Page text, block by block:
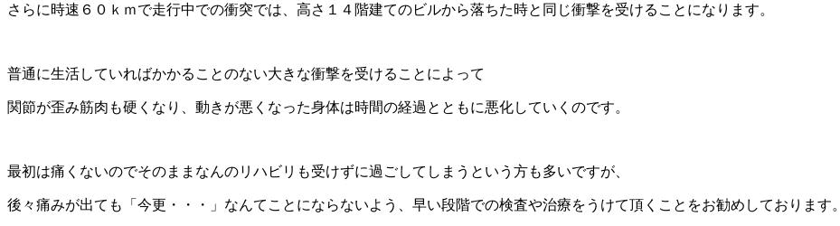
さらに時速６０ｋｍで走行中での衝突では、高さ１４階建てのビルから落ちた時と同じ衝撃を受けることになります。
普通に生活していればかかることのない大きな衝撃を受けることによって
関節が歪み筋肉も硬くなり、動きが悪くなった身体は時間の経過とともに悪化していくのです。
最初は痛くないのでそのままなんのリハビリも受けずに過ごしてしまうという方も多いですが、
後々痛みが出ても「今更・・・」なんてことにならないよう、早い段階での検査や治療をうけて頂くことをお勧めしております。